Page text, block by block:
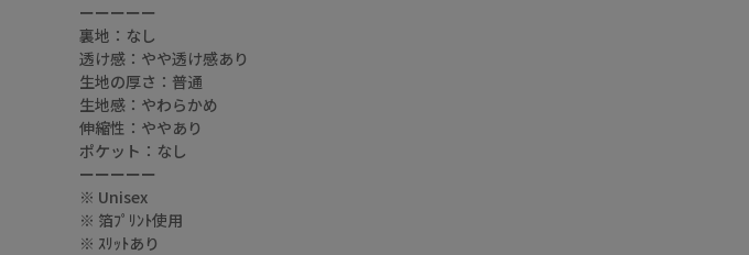
ーーーーー
裏地：なし
透け感：やや透け感あり
生地の厚さ：普通
生地感：やわらかめ
伸縮性：ややあり
ポケット：なし
ーーーーー
※ Unisex
※ 箔ﾌﾟﾘﾝﾄ使用
※ ｽﾘｯﾄあり